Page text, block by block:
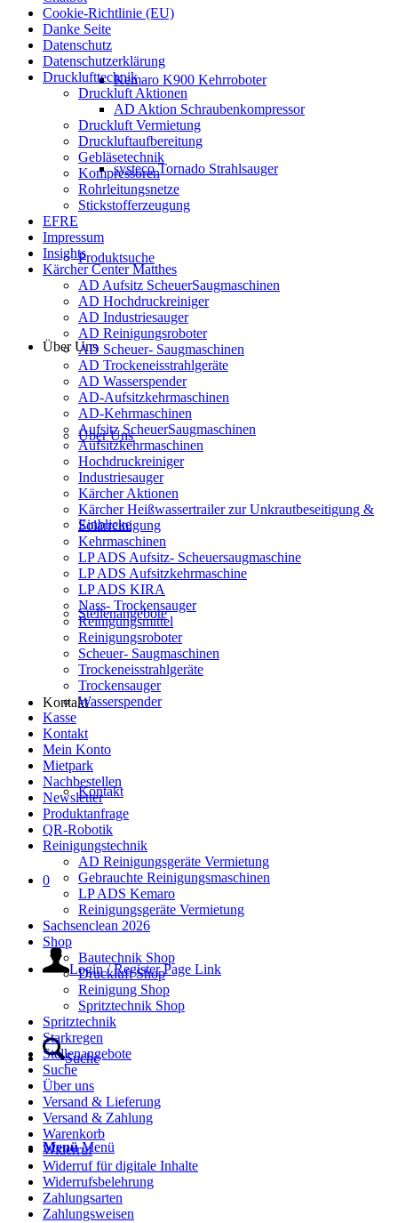
Kemaro K900 Kehrroboter
systeco Tornado Strahlsauger
Produktsuche
Über Uns
Über Uns
Einblicke
Stellenangebote
Kontakt
Kontakt
0
Login / Register Page Link
Suche
Menü Menü
Cookie-Richtlinie (EU)
Danke Seite
Datenschutz
Datenschutzerklärung
Drucklufttechnik
Druckluft Aktionen
AD Aktion Schraubenkompressor
Druckluft Vermietung
Druckluftaufbereitung
Gebläsetechnik
Kompressoren
Rohrleitungsnetze
Stickstofferzeugung
EFRE
Impressum
Insights
Kärcher Center Matthes
AD Aufsitz ScheuerSaugmaschinen
AD Hochdruckreiniger
AD Industriesauger
AD Reinigungsroboter
AD Scheuer- Saugmaschinen
AD Trockeneisstrahlgeräte
AD Wasserspender
AD-Aufsitzkehrmaschinen
AD-Kehrmaschinen
Aufsitz ScheuerSaugmaschinen
Aufsitzkehrmaschinen
Hochdruckreiniger
Industriesauger
Kärcher Aktionen
Kärcher Heißwassertrailer zur Unkrautbeseitigung &
Solarreinigung
Kehrmaschinen
LP ADS Aufsitz- Scheuersaugmaschine
LP ADS Aufsitzkehrmaschine
LP ADS KIRA
Nass- Trockensauger
Reinigungsmittel
Reinigungsroboter
Scheuer- Saugmaschinen
Trockeneisstrahlgeräte
Trockensauger
Wasserspender
Kasse
Kontakt
Mein Konto
Mietpark
Nachbestellen
Newsletter
Produktanfrage
QR-Robotik
Reinigungstechnik
AD Reinigungsgeräte Vermietung
Gebrauchte Reinigungsmaschinen
LP ADS Kemaro
Reinigungsgeräte Vermietung
Sachsenclean 2026
Shop
Bautechnik Shop
Druckluft Shop
Reinigung Shop
Spritztechnik Shop
Spritztechnik
Starkregen
Stellenangebote
Suche
Über uns
Versand & Lieferung
Versand & Zahlung
Warenkorb
Widerruf
Widerruf für digitale Inhalte
Widerrufsbelehrung
Zahlungsarten
Zahlungsweisen